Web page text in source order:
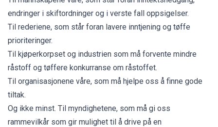
endringer i skiftordninger og i verste fall oppsigelser.
Til rederiene, som står foran lavere inntjening og tøffe
prioriteringer.
Til kjøperkorpset og industrien som må forvente mindre
råstoff og tøffere konkurranse om råstoffet.
Til organisasjonene våre, som må hjelpe oss å finne gode
tiltak.
Og ikke minst. Til myndighetene, som må gi oss
rammevilkår som gir mulighet til å drive på en